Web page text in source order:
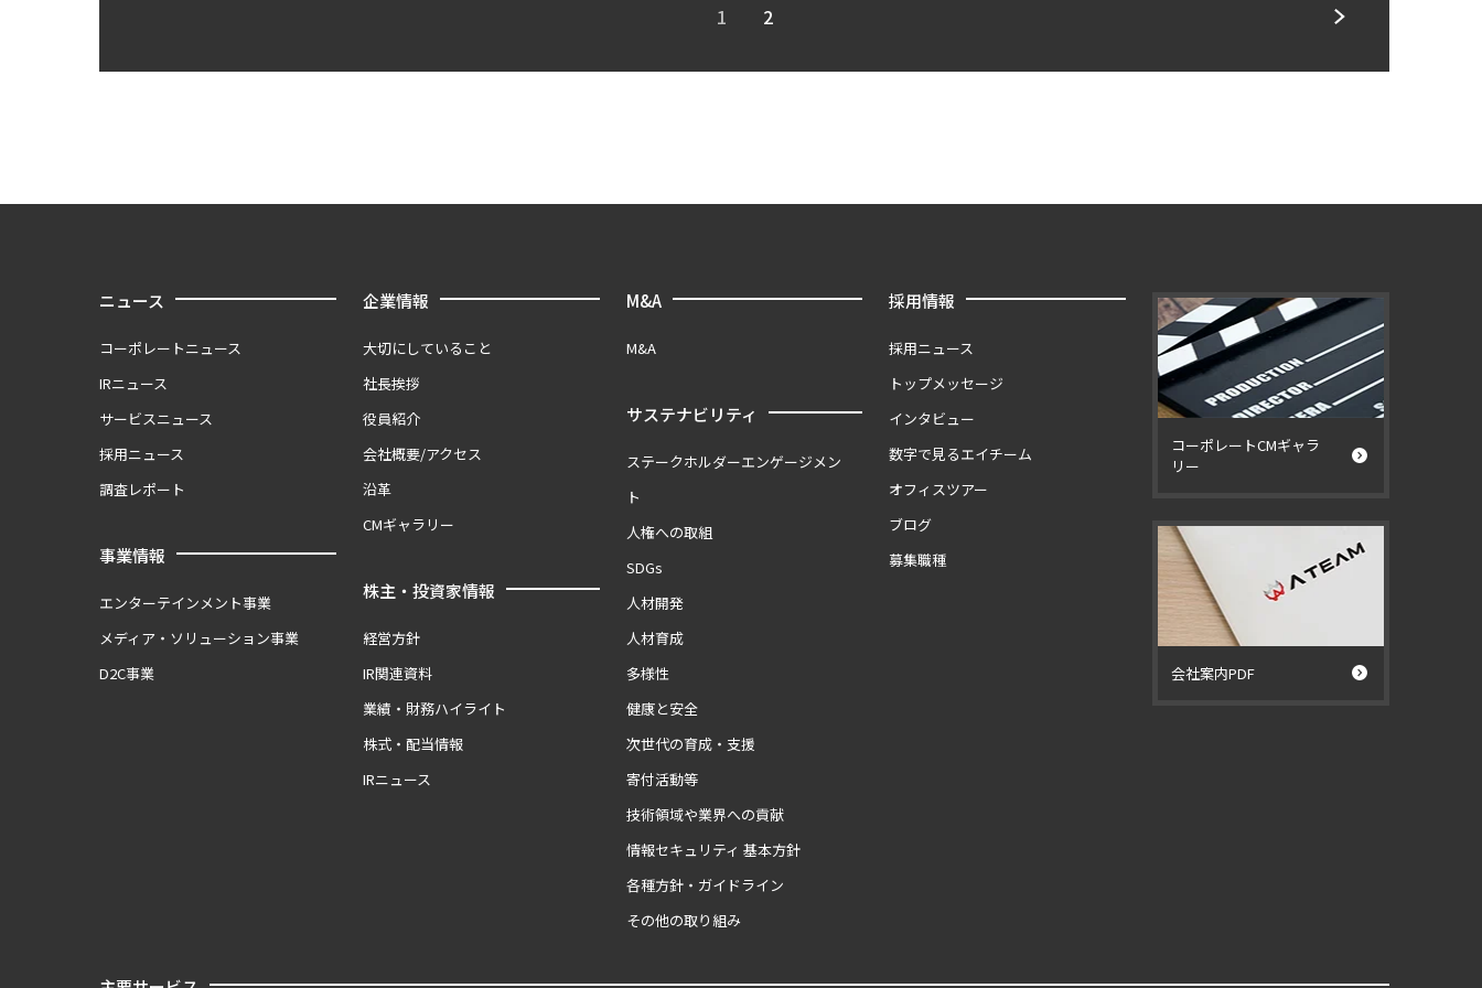
1 2
ニュース
コーポレートニュース
IRニュース
サービスニュース
採用ニュース
調査レポート
事業情報
エンターテインメント事業
メディア・ソリューション事業
D2C事業
企業情報
大切にしていること
社長挨拶
役員紹介
会社概要/アクセス
沿革
CMギャラリー
株主・投資家情報
経営方針
IR関連資料
業績・財務ハイライト
株式・配当情報
IRニュース
M&A
M&A
サステナビリティ
ステークホルダーエンゲージメン
ト
人権への取組
SDGs
人材開発
人材育成
多様性
健康と安全
次世代の育成・支援
寄付活動等
技術領域や業界への貢献
情報セキュリティ 基本方針
各種方針・ガイドライン
その他の取り組み
採用情報
採用ニュース
トップメッセージ
インタビュー
数字で見るエイチーム
オフィスツアー
ブログ
募集職種
コーポレートCMギャラ
リー
会社案内PDF